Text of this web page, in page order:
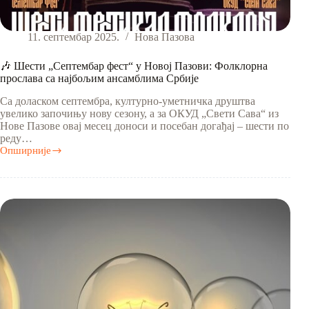
11. септембар 2025. Нова Пазова
🎶 Шести „Септембар фест“ у Новој Пазови: Фолклорна
прослава са најбољим ансамблима Србије
Са доласком септембра, културно-уметничка друштва
увелико започињу нову сезону, а за ОКУД „Свети Сава“ из
Нове Пазове овај месец доноси и посебан догађај – шести по
реду…
Опширније
🎶
„Септембар
у
Новој
прослава
са
најбољим
ансамблима
Србије